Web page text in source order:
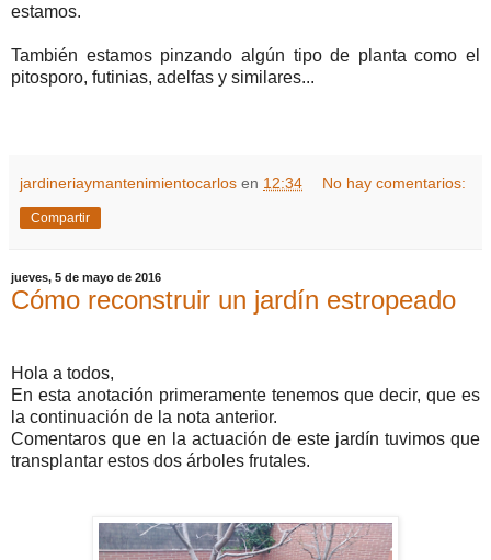
estamos.
También estamos pinzando algún tipo de planta como el
pitosporo, futinias, adelfas y similares...
jardineriaymantenimientocarlos en 12:34 No hay comentarios:
Compartir
jueves, 5 de mayo de 2016
Cómo reconstruir un jardín estropeado
Hola a todos,
En esta anotación primeramente tenemos que decir, que es
la continuación de la nota anterior.
Comentaros que en la actuación de este jardín tuvimos que
transplantar estos dos árboles frutales.